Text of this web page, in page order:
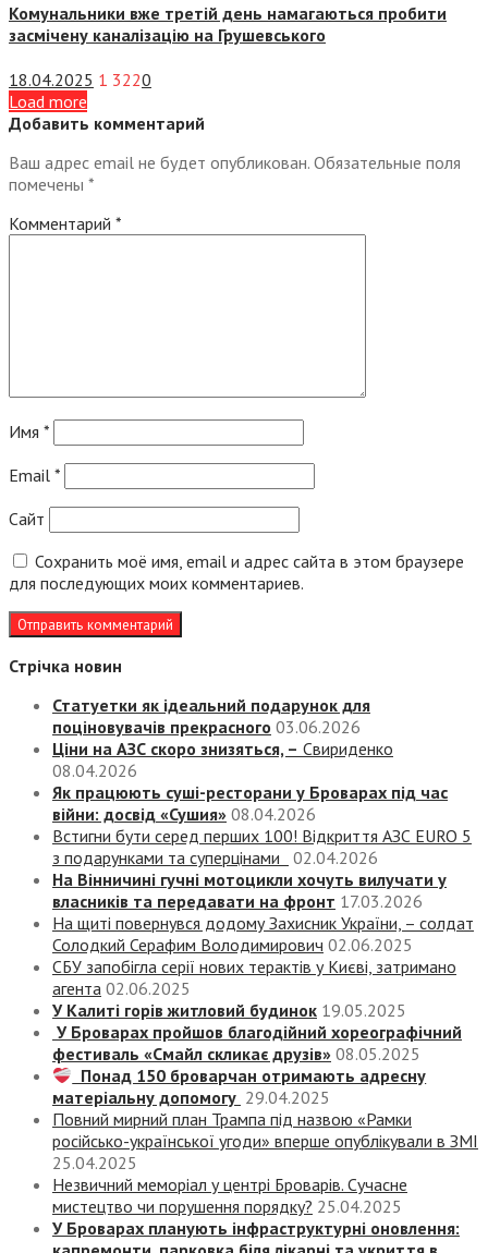
Комунальники вже третій день намагаються пробити
засмічену каналізацію на Грушевського
18.04.2025 1 3220
Load more
Добавить комментарий
Ваш адрес email не будет опубликован. Обязательные поля
помечены *
Комментарий *
Имя *
Email *
Сайт
Сохранить моё имя, email и адрес сайта в этом браузере
для последующих моих комментариев.
Стрічка новин
Статуетки як ідеальний подарунок для
поціновувачів прекрасного 03.06.2026
Ціни на АЗС скоро знизяться, – Свириденко
08.04.2026
Як працюють суші-ресторани у Броварах під час
війни: досвід «Сушия» 08.04.2026
Встигни бути серед перших 100! Відкриття АЗС EURO 5
з подарунками та суперцінами
02.04.2026
На Вінничині гучні мотоцикли хочуть вилучати у
власників та передавати на фронт 17.03.2026
На щиті повернувся додому Захисник України, – солдат
Солодкий Серафим Володимирович 02.06.2025
СБУ запобігла серії нових терактів у Києві, затримано
агента 02.06.2025
У Калиті горів житловий будинок 19.05.2025
У Броварах пройшов благодійний хореографічний
фестиваль «Смайл скликає друзів» 08.05.2025
Понад 150 броварчан отримають адресну
матеріальну допомогу 29.04.2025
Повний мирний план Трампа під назвою «‎Рамки
російсько-української угоди» вперше опублікували в ЗМІ
25.04.2025
Незвичний меморіал у центрі Броварів. Сучасне
мистецтво чи порушення порядку? 25.04.2025
У Броварах планують інфраструктурні оновлення: